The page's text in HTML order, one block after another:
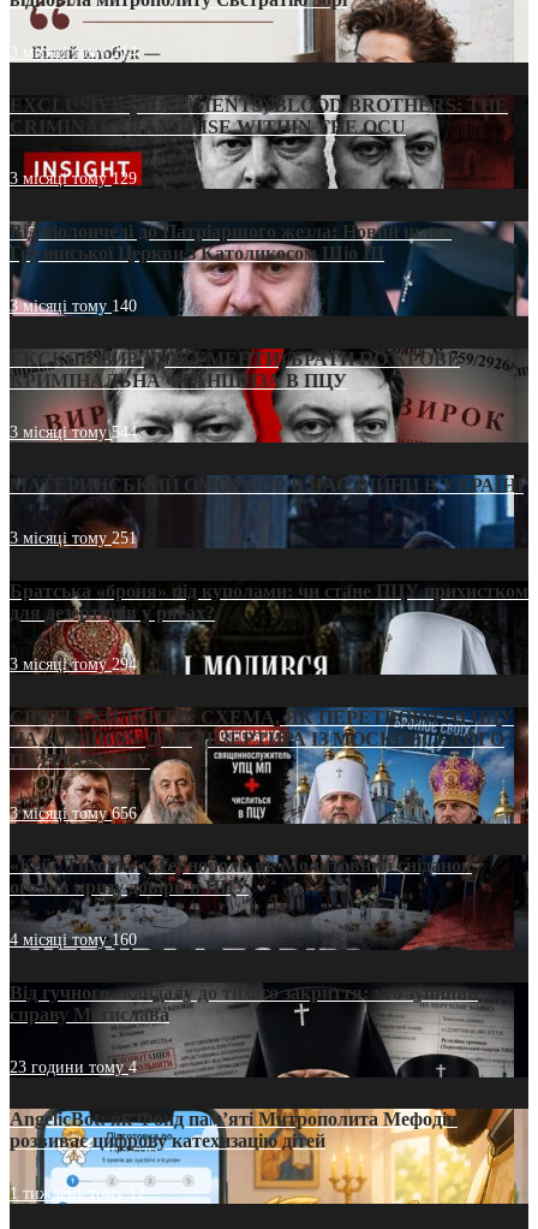
3 місяці тому214
EXCLUSIVE (DOCUMENTS)/BLOOD BROTHERS: THE
CRIMINAL FRANCHISE WITHIN THE OCU
3 місяці тому129
Від віолончелі до Патріаршого жезла: Новий шлях
Грузинської Церкви з Католикосом Шіо III
3 місяці тому 140
ЕКСКЛЮЗИВ (ДОКУМЕНТИ)/БРАТИ ПО КРОВІ:
КРИМІНАЛЬНА ФРАНШИЗА В ПЦУ
3 місяці тому544
МАТЕРИНСЬКИЙ ОМОРФОР В ЧАС ВІЙНИ В УКРАЇНІ
3 місяці тому251
Братська «броня» під куполами: чи стане ПЦУ прихистком
для дезертирів у рясах?
3 місяці тому294
СВЯТІ УХИЛЯНТИ: СХЕМА, ЯК ПЕРЕТВОРИТИ ПЦУ
НА «ОФШОР» ДЛЯ ДЕЗЕРТИРА ІЗ МОСКОВСЬКОГО
ПАТРІАРХАТУ
3 місяці тому656
«Кейс Тихона» у Тернополі: як Молитовний сніданок
оголив кризу довіри в ПЦУ
4 місяці тому160
Від гучного скандалу до тихого закриття: хто зупинив
справу Мстислава
23 години тому4
AngelicBot: як Фонд пам’яті Митрополита Мефодія
розвиває цифрову катехизацію дітей
1 тиждень тому12